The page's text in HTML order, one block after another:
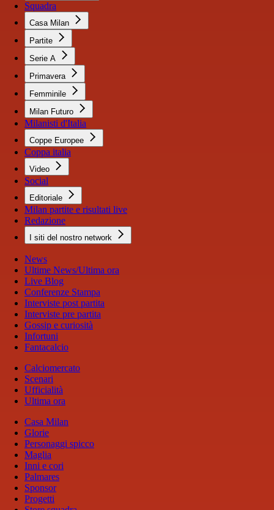
Squadra
Casa Milan
Partite
Serie A
Primavera
Femminile
Milan Futuro
Milanisti d'Italia
Coppe Europee
Coppa italia
Video
Social
Editoriale
Milan partite e risultati live
Redazione
I siti del nostro network
News
Ultime News/Ultima ora
Live Blog
Conferenze Stampa
Interviste post partita
Interviste pre partita
Gossip e curiosità
Infortuni
Fantacalcio
Calciomercato
Scenari
Ufficialità
Ultima ora
Casa Milan
Glorie
Personaggi spicco
Maglia
Inni e cori
Palmares
Sponsor
Progetti